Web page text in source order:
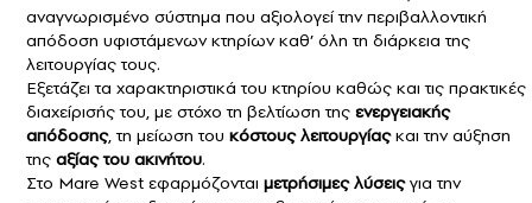
αναγνωρισμένο σύστημα που αξιολογεί την περιβαλλοντική
απόδοση υφιστάμενων κτηρίων καθ’ όλη τη διάρκεια της
λειτουργίας τους.
Εξετάζει τα χαρακτηριστικά του κτηρίου καθώς και τις πρακτικές
διαχείρισής του, με στόχο τη βελτίωση της ενεργειακής
απόδοσης, τη μείωση του κόστους λειτουργίαςκαι την αύξηση
της αξίας του ακινήτου.
Στο Mare West εφαρμόζονται μετρήσιμες λύσειςγια την